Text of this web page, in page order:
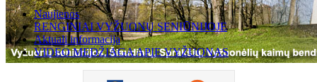
Naujienos
RENGINIAI VYŽUONŲ SENIŪNIJOJE
Aktuali informacija
VIDEO MEDŽIAGA APIE VYŽUONAS